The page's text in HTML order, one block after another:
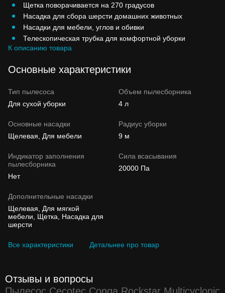
Щетка поворачивается на 270 градусов
Насадка для сбора шерсти домашних животных
Насадки для мебели, углов и обивки
Телескопическая трубка для комфортной уборки
К описанию товара
Основные характеристики
Тип пылесоса
Для сухой уборки
Объем пылесборника
4 л
Основные насадки
Щелевая, Для мебели
Радиус уборки
9 м
Индикатор заполнения
пылесборника
Нет
Сила всасывания
20000 Па
Дополнительные насадки
Щелевая, Для мягкой
мебели, Щетка, Насадка для
шерсти
Все характеристики Детальнее про товар
Отзывы и вопросы